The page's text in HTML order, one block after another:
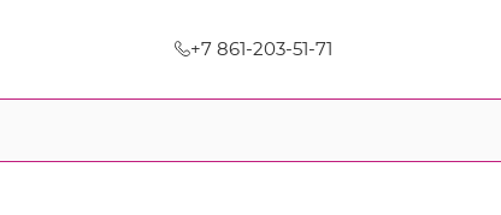
+7 861-203-51-71